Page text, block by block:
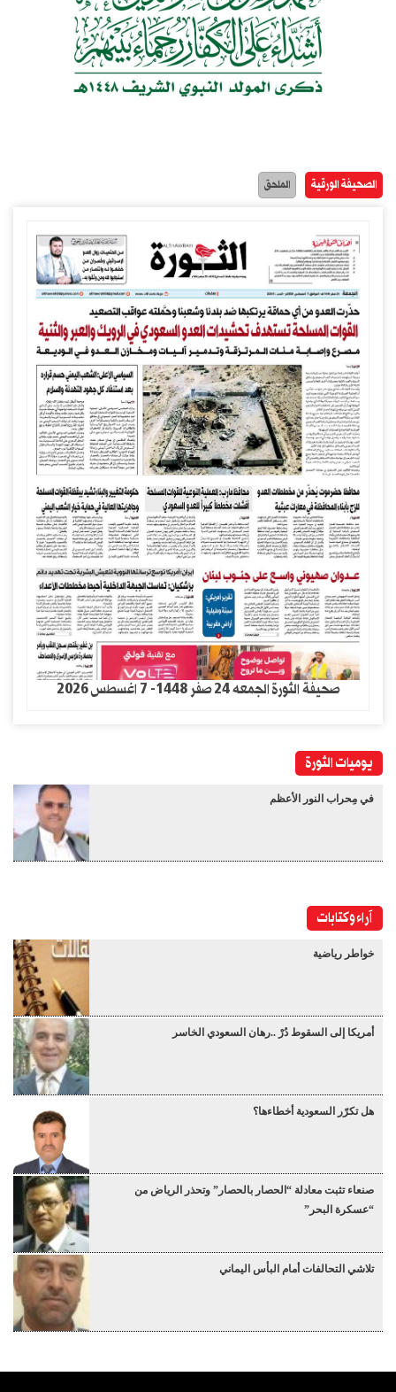
الصحيفة الورقية الملحق
صحيفة الثورة الجمعه 24 صفر 1448- 7 اغسطس 2026
يوميات الثورة
في مِحراب النور الأعظم
آراء وكتابات
خواطر رياضية
أمريكا إلى السقوط دُرْ ..رهان السعودي الخاسر
هل تكرّر السعودية أخطاءها؟
صنعاء تثبت معادلة “الحصار بالحصار” وتحذر الرياض من
“عسكرة البحر”
تلاشي التحالفات أمام البأس اليماني